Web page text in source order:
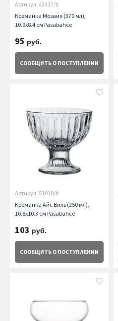
Артикул: 42337/b
Креманка Мозаик (370 мл),
10.9х8.4 см Pasabahce
95 руб.
СООБЩИТЬ О ПОСТУПЛЕНИИ
Артикул: 51018/b
Креманка Айс Виль (250 мл),
10.8х10.3 см Pasabahce
103 руб.
СООБЩИТЬ О ПОСТУПЛЕНИИ